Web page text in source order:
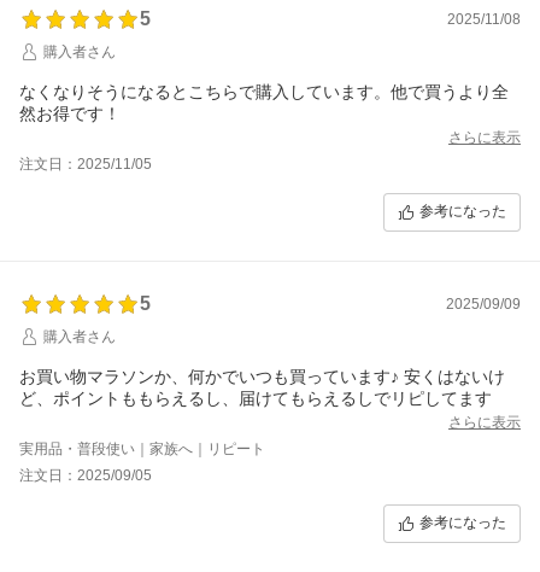
5
2025/11/08
購入者さん
なくなりそうになるとこちらで購入しています。他で買うより全
然お得です！
さらに表示
注文日：2025/11/05
参考になった
5
2025/09/09
購入者さん
お買い物マラソンか、何かでいつも買っています♪ 安くはないけ
ど、ポイントももらえるし、届けてもらえるしでリピしてます
さらに表示
実用品・普段使い｜家族へ｜リピート
注文日：2025/09/05
参考になった